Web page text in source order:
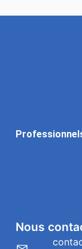
Nous